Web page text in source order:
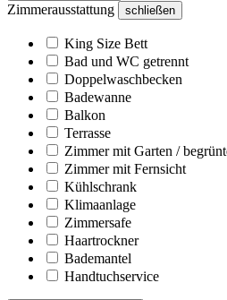
Zimmerausstattung schließen
King Size Bett
Bad und WC getrennt
Doppelwaschbecken
Badewanne
Balkon
Terrasse
Zimmer mit Garten /
Zimmer mit Fernsicht
Kühlschrank
Klimaanlage
Zimmersafe
Haartrockner
Bademantel
Handtuchservice